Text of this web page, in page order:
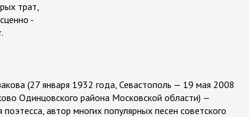
трат,
-
(27 января 1932 года, Севастополь — 19 мая 2008
Одинцовского района Московской области) —
поэтесса, автор многих популярных песен советского